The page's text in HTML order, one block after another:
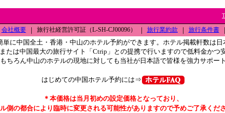
会社概要 ｜ 旅行社経営許可証（L-SH-CJ00096） ｜ 旅行業約款 ｜ 旅行条件書 ｜
単に中国全土・香港・中山のホテル予約ができます。ホテル掲載軒数は日
たは中国最大の旅行サイト「Ctrip」との提携で行いますので低料金かつ
ちろん中山のホテルの現地に対しても当社が日本語で皆様を強力サポート
はじめての中国ホテル予約には⇒
＊本価格は当月初めの設定価格となっており、
側の都合により臨時に変更される可能性がありますので予めご了承くださ